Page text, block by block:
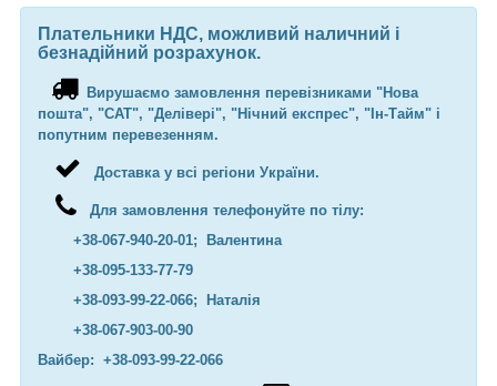
Плательники НДС, можливий наличний і
безнадійний розрахунок.
Вирушаємо замовлення перевізниками "Нова
пошта", "САТ", "Делівері", "Нічний експрес", "Ін-Тайм" і
попутним перевезенням.
Доставка у всі регіони України.
Для замовлення телефонуйте по тілу:
+38-067-940-20-01; Валентина
+38-095-133-77-79
+38-093-99-22-066; Наталія
+38-067-903-00-90
Вайбер: +38-093-99-22-066